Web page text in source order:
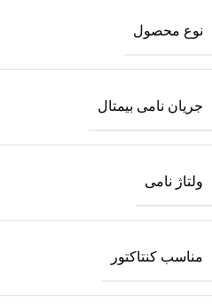
نوع محصول
جریان نامی بیمتال
ولتاژ نامی
مناسب کنتاکتور